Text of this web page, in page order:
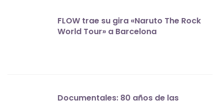
FLOW trae su gira «Naruto The Rock
World Tour» a Barcelona
Documentales: 80 años de las